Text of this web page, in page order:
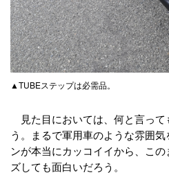
▲TUBEステップは必需品。
見た目においては、何と言って
う。まるで軍用車のような雰囲
ンが本当にカッコイイから、こ
ズしても面白いだろう。